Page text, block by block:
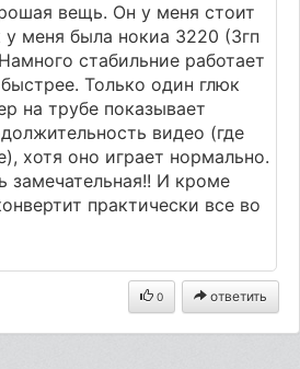
вещь. Он у меня стоит
меня была нокиа 3220 (3гп
стабильние работает
Только один глюк
на трубе показывает
видео (где
хотя оно играет нормально.
замечательная!! И кроме
практически все во
0 ответить